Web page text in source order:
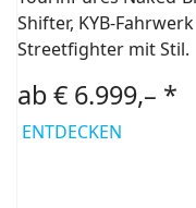
Shifter, KYB-
Streetfighter mit Stil.
ab € 6.999,– *
ENTDECKEN